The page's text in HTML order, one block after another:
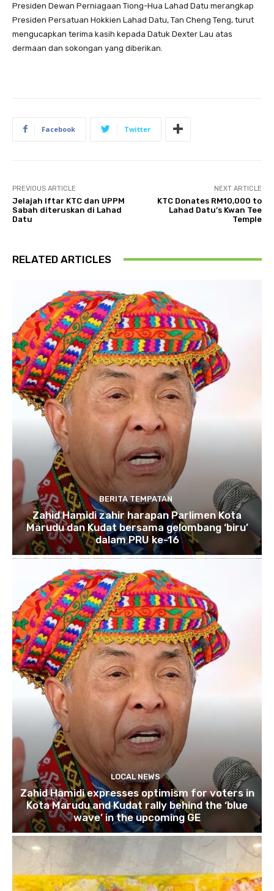
Presiden Dewan Perniagaan Tiong-Hua Lahad Datu merangkap
Presiden Persatuan Hokkien Lahad Datu, Tan Cheng Teng, turut
mengucapkan terima kasih kepada Datuk Dexter Lau atas
dermaan dan sokongan yang diberikan.
Facebook Twitter
PREVIOUS ARTICLE
Jelajah Iftar KTC dan UPPM
Sabah diteruskan di Lahad
Datu
NEXT ARTICLE
KTC Donates RM10,000 to
Lahad Datu’s Kwan Tee
Temple
RELATED ARTICLES
BERITA TEMPATAN
Zahid Hamidi zahir harapan Parlimen Kota
Marudu dan Kudat bersama gelombang ‘biru’
dalam PRU ke-16
LOCAL NEWS
Zahid Hamidi expresses optimism for voters in
Kota Marudu and Kudat rally behind the ‘blue
wave’ in the upcoming GE